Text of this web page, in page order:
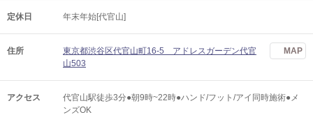
定休日 年末年始[代官山]
住所
東京都渋谷区代官山町16-5 アドレスガーデン代官
山503
MAP
アクセス
代官山駅徒歩3分●朝9時~22時●ハンド/フット/アイ同時施術●メ
ンズOK